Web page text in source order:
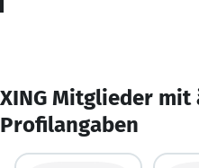
XING Mitglieder mit
Profilangaben